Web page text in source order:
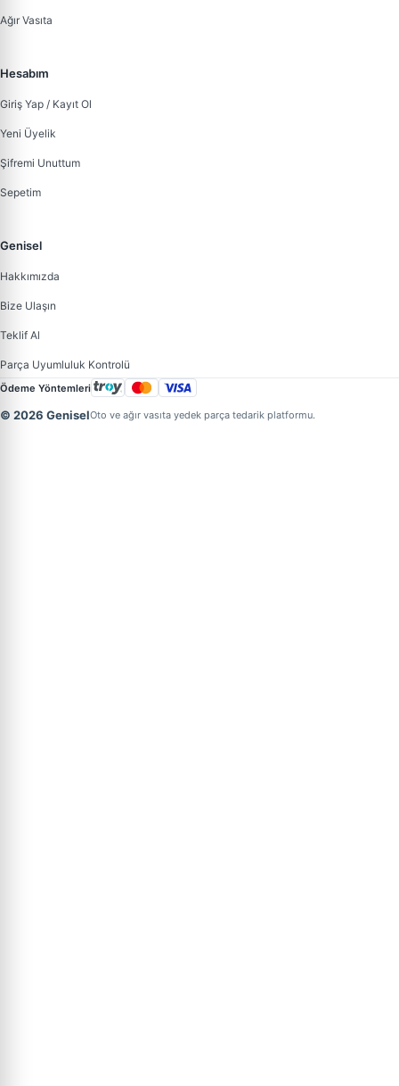
Ağır Vasıta
Hesabım
Giriş Yap / Kayıt Ol
Yeni Üyelik
Şifremi Unuttum
Sepetim
Genisel
Hakkımızda
Bize Ulaşın
Teklif Al
Parça Uyumluluk Kontrolü
Ödeme Yöntemleri
© 2026 GeniselOto ve ağır vasıta yedek parça tedarik platformu.